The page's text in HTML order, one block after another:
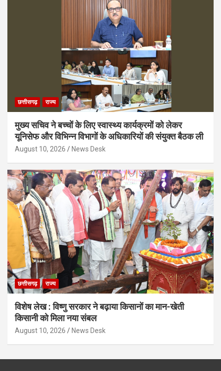
छत्तीसगढ़ राज्य
मुख्य सचिव ने बच्चों के लिए स्वास्थ्य कार्यक्रमों को लेकर
यूनिसेफ और विभिन्न विभागों के अधिकारियों की संयुक्त बैठक ली
August 10, 2026 News Desk
छत्तीसगढ़ राज्य
विशेष लेख : विष्णु सरकार ने बढ़ाया किसानों का मान-खेती
किसानी को मिला नया संबल
August 10, 2026 News Desk